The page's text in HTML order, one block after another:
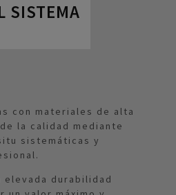
SISTEMA
con materiales de alta
la calidad mediante
sistemáticas y
elevada durabilidad